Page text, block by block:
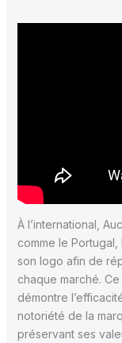
À l’international,
comme le
son logo afin de
chaque marché.
démontre
notoriété de la
préservant ses